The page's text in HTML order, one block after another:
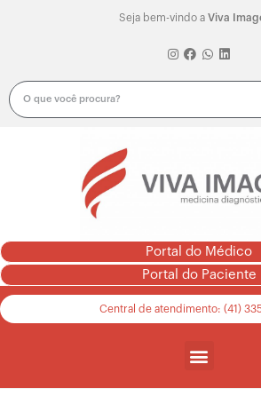
Seja bem-vindo a Viva
Portal do Médico
Portal do Paciente
Central de atendimento: (41)